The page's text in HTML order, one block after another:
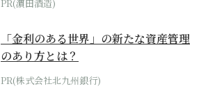
PR(濵田酒造)
「金利のある世界」の新たな資産管理
のあり方とは？
PR(株式会社北九州銀行)